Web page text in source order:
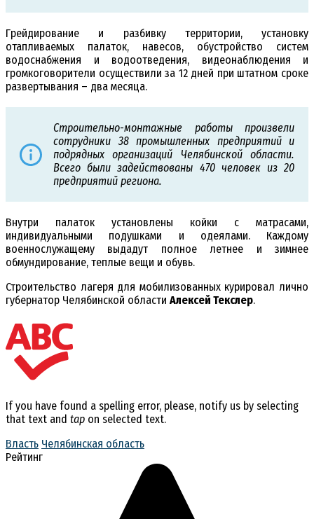
Грейдирование и разбивку территории, установку
отапливаемых палаток, навесов, обустройство систем
водоснабжения и водоотведения, видеонаблюдения и
громкоговорители осуществили за 12 дней при штатном сроке
развертывания – два месяца.
Строительно-монтажные работы произвели
сотрудники 38 промышленных предприятий и
подрядных организаций Челябинской области.
Всего были задействованы 470 человек из 20
предприятий региона.
Внутри палаток установлены койки с матрасами,
индивидуальными подушками и одеялами. Каждому
военнослужащему выдадут полное летнее и зимнее
обмундирование, теплые вещи и обувь.
Строительство лагеря для мобилизованных курировал лично
губернатор Челябинской области Алексей Текслер.
If you have found a spelling error, please, notify us by selecting
that text and tap on selected text.
Власть Челябинская область
Рейтинг